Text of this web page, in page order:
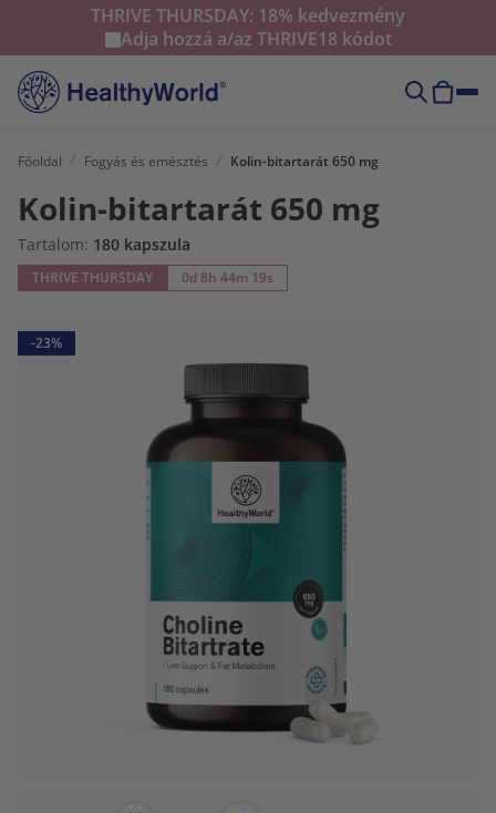
THRIVE THURSDAY: 18% kedvezmény
Adja hozzá a/az THRIVE18 kódot
Főoldal Fogyás és emésztés Kolin-bitartarát 650 mg
Kolin-bitartarát 650 mg
Tartalom: 180 kapszula
THRIVE THURSDAY 0d 8h 44m 18s
-23%